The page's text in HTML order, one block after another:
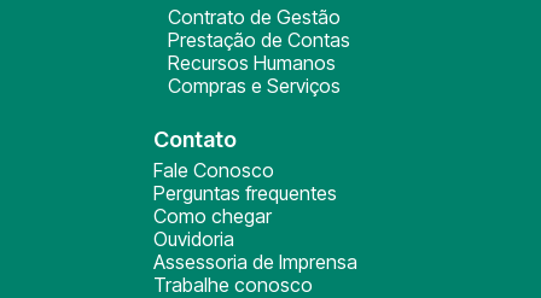
Contrato de Gestão
Prestação de Contas
Recursos Humanos
Compras e Serviços
Contato
Fale Conosco
Perguntas frequentes
Como chegar
Ouvidoria
Assessoria de Imprensa
Trabalhe conosco